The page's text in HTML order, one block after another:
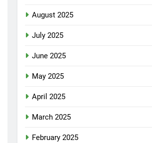
August 2025
July 2025
June 2025
May 2025
April 2025
March 2025
February 2025